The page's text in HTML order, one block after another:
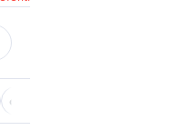
chitarra resofonica